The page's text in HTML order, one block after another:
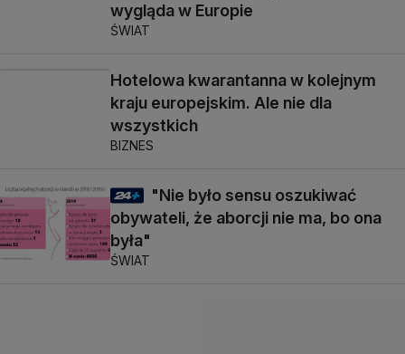
wygląda w Europie
ŚWIAT
Hotelowa kwarantanna w kolejnym
kraju europejskim. Ale nie dla
wszystkich
BIZNES
"Nie było sensu oszukiwać
obywateli, że aborcji nie ma, bo ona
była"
ŚWIAT